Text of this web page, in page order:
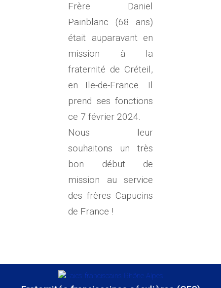
Frère Daniel
Painblanc (68 ans)
était auparavant en
mission à la
fraternité de Créteil,
en Ile-de-France. Il
prend ses fonctions
ce 7 février 2024.
Nous leur
souhaitons un très
bon début de
mission au service
des frères Capucins
de France !